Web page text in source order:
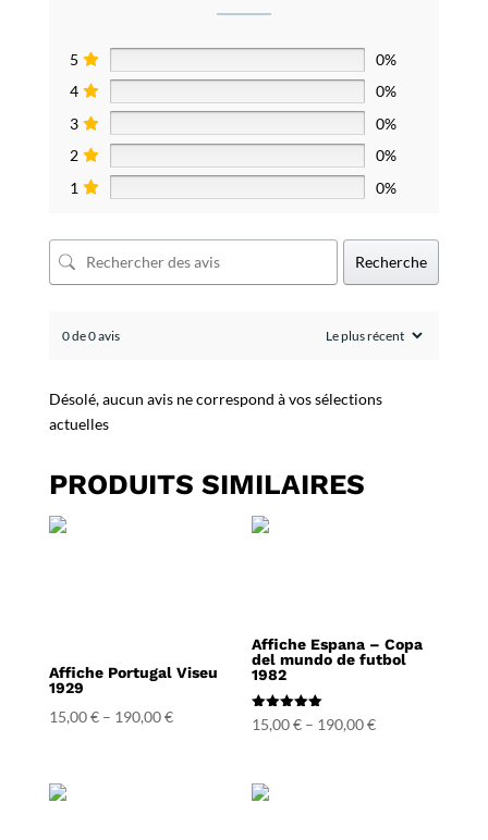
5
0%
4
0%
3
0%
2
0%
1
0%
Recherche
0 de 0 avis
Désolé, aucun avis ne correspond à vos sélections
actuelles
PRODUITS SIMILAIRES
Affiche Portugal Viseu
1929
15,00€– 190,00€
Affiche Espana – Copa
del mundo de futbol
1982
Note
5.00
15,00€ – 190,00€